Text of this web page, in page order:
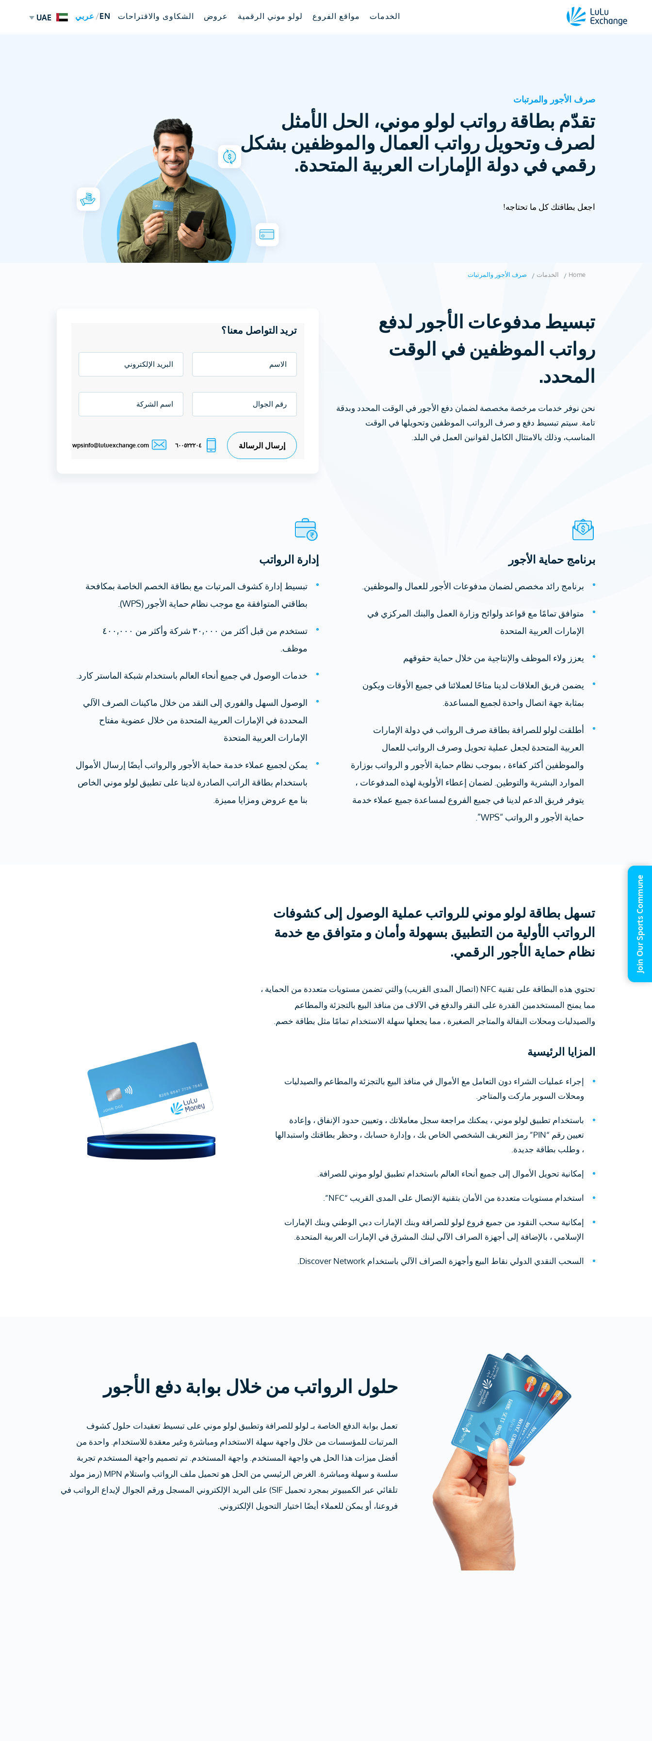
الخدمات مواقع الفروع لولو موني الرقمية عروض الشكاوى والاقتراحات EN عربي UAE
صرف الأجور والمرتبات
تقدّم بطاقة رواتب لولو موني، الحل الأمثل
لصرف وتحويل رواتب العمال والموظفين بشكل
رقمي في دولة الإمارات العربية المتحدة.
اجعل بطاقتك كل ما تحتاجه!
Home الخدمات صرف الأجور والمرتبات
تبسيط مدفوعات الأجور لدفع
رواتب الموظفين في الوقت
المحدد.
نحن نوفر خدمات مرخصة مخصصة لضمان دفع الأجور في الوقت المحدد وبدقة
تامة. سيتم تبسيط دفع و صرف الرواتب الموظفين وتحويلها في الوقت
المناسب، وذلك بالامتثال الكامل لقوانين العمل في البلد.
تريد التواصل معنا؟
٦٠٠٥٢٢٢٠٤ wpsinfo@luluexchange.com
برنامج حماية الأجور
برنامج رائد مخصص لضمان مدفوعات الأجور للعمال والموظفين.
متوافق تمامًا مع قواعد ولوائح وزارة العمل والبنك المركزي في
الإمارات العربية المتحدة
يعزز ولاء الموظف والإنتاجية من خلال حماية حقوقهم
يضمن فريق العلاقات لدينا متاحًا لعملائنا في جميع الأوقات ويكون
بمثابة جهة اتصال واحدة لجميع المساعدة.
أطلقت لولو للصرافة بطاقة صرف الرواتب في دولة الإمارات
العربية المتحدة لجعل عملية تحويل وصرف الرواتب للعمال
والموظفين أكثر كفاءة ، بموجب نظام حماية الأجور و الرواتب بوزارة
الموارد البشرية والتوطين. لضمان إعطاء الأولوية لهذه المدفوعات ،
يتوفر فريق الدعم لدينا في جميع الفروع لمساعدة جميع عملاء خدمة
حماية الأجور و الرواتب “WPS”.
إدارة الرواتب
تبسيط إدارة كشوف المرتبات مع بطاقة الخصم الخاصة بمكافحة
بطاقتي المتوافقة مع موجب نظام حماية الأجور (WPS).
تستخدم من قبل أكثر من ٣٠,٠٠٠ شركة وأكثر من ٤٠٠,٠٠٠
موظف.
خدمات الوصول في جميع أنحاء العالم باستخدام شبكة الماستر كارد.
الوصول السهل والفوري إلى النقد من خلال ماكينات الصرف الآلي
المحددة في الإمارات العربية المتحدة من خلال عضوية مفتاح
الإمارات العربية المتحدة
يمكن لجميع عملاء خدمة حماية الأجور والرواتب أيضًا إرسال الأموال
باستخدام بطاقة الراتب الصادرة لدينا على تطبيق لولو موني الخاص
بنا مع عروض ومزايا مميزة.
تسهل بطاقة لولو موني للرواتب عملية الوصول إلى كشوفات
الرواتب الأولية من التطبيق بسهولة وأمان و متوافق مع خدمة
نظام حماية الأجور الرقمي.
تحتوي هذه البطاقة على تقنية NFC (اتصال المدى القريب) والتي تضمن مستويات متعددة من الحماية ،
مما يمنح المستخدمين القدرة على النقر والدفع في الآلاف من منافذ البيع بالتجزئة والمطاعم
والصيدليات ومحلات البقالة والمتاجر الصغيرة ، مما يجعلها سهلة الاستخدام تمامًا مثل بطاقة خصم.
المزايا الرئيسية
إجراء عمليات الشراء دون التعامل مع الأموال في منافذ البيع بالتجزئة والمطاعم والصيدليات
ومحلات السوبر ماركت والمتاجر.
باستخدام تطبيق لولو موني ، يمكنك مراجعة سجل معاملاتك ، وتعيين حدود الإنفاق ، وإعادة
تعيين رقم “PIN” رمز التعريف الشخصي الخاص بك ، وإدارة حسابك ، وحظر بطاقتك واستبدالها
، وطلب بطاقة جديدة.
إمكانية تحويل الأموال إلى جميع أنحاء العالم باستخدام تطبيق لولو موني للصرافة.
استخدام مستويات متعددة من الأمان بتقنية الإتصال على المدى القريب “NFC”.
إمكانية سحب النقود من جميع فروع لولو للصرافة وبنك الإمارات دبي الوطني وبنك الإمارات
الإسلامي ، بالإضافة إلى أجهزة الصراف الآلي لبنك المشرق في الإمارات العربية المتحدة.
السحب النقدي الدولي نقاط البيع وأجهزة الصراف الآلي باستخدام Discover Network.
حلول الرواتب من خلال بوابة دفع الأجور
تعمل بوابة الدفع الخاصة بـ لولو للصرافة وتطبيق لولو موني على تبسيط تعقيدات حلول كشوف
المرتبات للمؤسسات من خلال واجهة سهلة الاستخدام ومباشرة وغير معقدة للاستخدام. واحدة من
أفضل ميزات هذا الحل هي واجهة المستخدم. واجهة المستخدم. تم تصميم واجهة المستخدم تجربة
سلسة و سهلة ومباشرة. الغرض الرئيسي من الحل هو تحميل ملف الرواتب واستلام MPN (رمز مولد
تلقائي عبر الكمبيوتر بمجرد تحميل SIF) على البريد الإلكتروني المسجل ورقم الجوال لإيداع الرواتب في
فروعنا، أو يمكن للعملاء أيضًا اختيار التحويل الإلكتروني.
Join Our Sports Commune